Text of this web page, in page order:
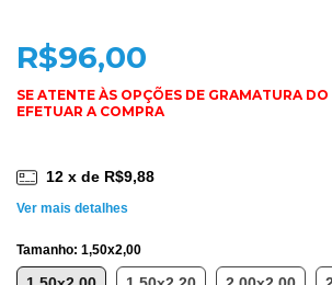
R$96,00
12 x de R$9,88
Ver mais detalhes
Tamanho: 1,50x2,00